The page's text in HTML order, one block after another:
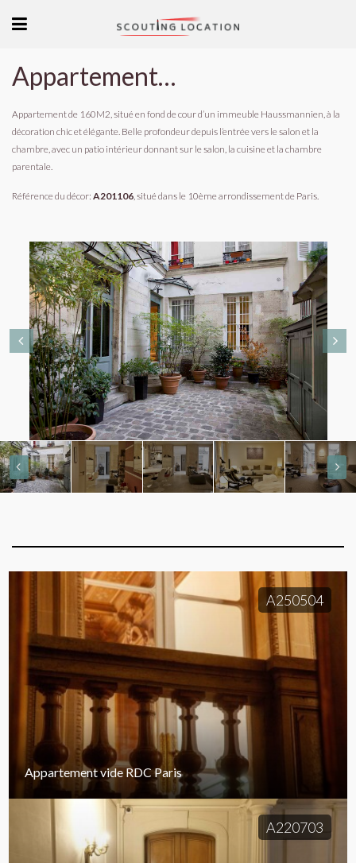
Appartement chic et élégant Paris
Appartement de 160M2, situé en fond de cour d’un immeuble Haussmannien, à la
décoration chic et élégante. Belle profondeur depuis l’entrée vers le salon et la
chambre, avec un patio intérieur donnant sur le salon, la cuisine et la chambre
parentale.
Référence du décor: A201106, situé dans le 10ème arrondissement de Paris.
A250504
Appartement vide RDC Paris
A220703